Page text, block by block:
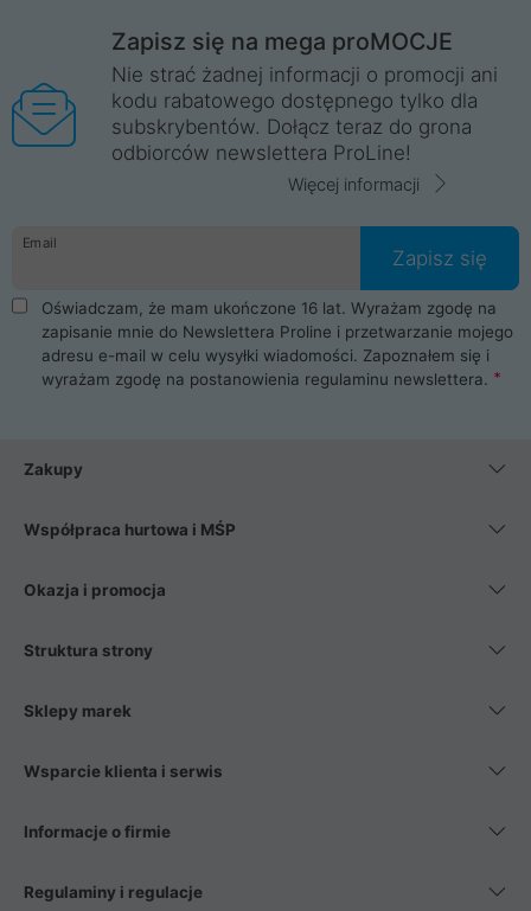
Zapisz się na mega proMOCJE
Nie strać żadnej informacji o promocji ani
kodu rabatowego dostępnego tylko dla
subskrybentów. Dołącz teraz do grona
odbiorców newslettera ProLine!
Więcej informacji
Email
Zapisz się
Oświadczam, że mam ukończone 16 lat. Wyrażam zgodę na
zapisanie mnie do Newslettera Proline i przetwarzanie mojego
adresu e-mail w celu wysyłki wiadomości. Zapoznałem się i
wyrażam zgodę na postanowienia regulaminu newslettera.
Zakupy
Współpraca hurtowa i MŚP
Okazja i promocja
Struktura strony
Sklepy marek
Wsparcie klienta i serwis
Informacje o firmie
Regulaminy i regulacje